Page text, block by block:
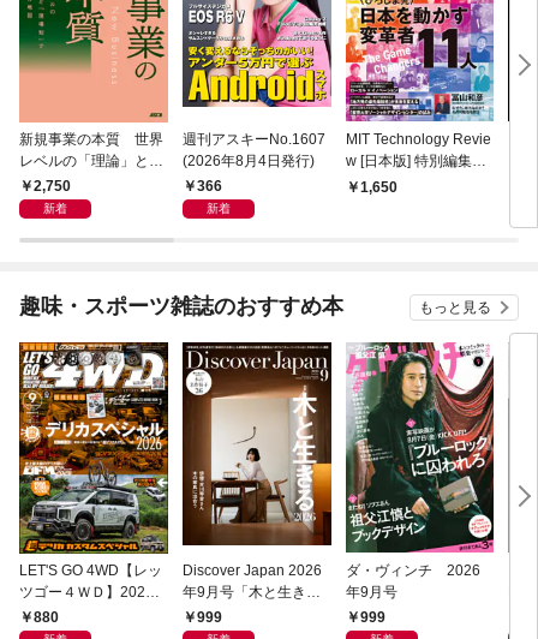
新規事業の本質 世界
レベルの「理論」と
「現場知」で描く全体
地図
2,750
新着
週刊アスキーNo.1607
(2026年8月4日発行)
366
新着
MIT Technology Revie
w [日本版] 特別編集
ポスト都市時代の社会
1,650
趣味・スポーツ雑誌のおすすめ本 もっと見る
LET'S GO 4WD【レッ
ツゴー４ＷＤ】2026
年09月号
880
Discover Japan 2026
年9月号「木と生きる
2026（表紙：古川琴
999
ダ・ヴィンチ 2026
年9月号
999